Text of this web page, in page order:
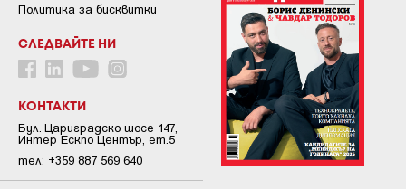
Политика за бисквитки
СЛЕДВАЙТЕ НИ
КОНТАКТИ
Бул. Цариградско шосе 147,
Интер Ескпо Център, ет.5
тел: +359 887 569 640